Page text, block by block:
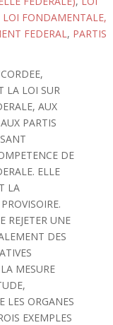
LOI FONDAMENTALE,
FEDERAL, PARTIS
LA LOI SUR
AUX
PARTIS
DE
ELLE
LA
REJETER UNE
DES
MESURE
LES ORGANES
EXEMPLES